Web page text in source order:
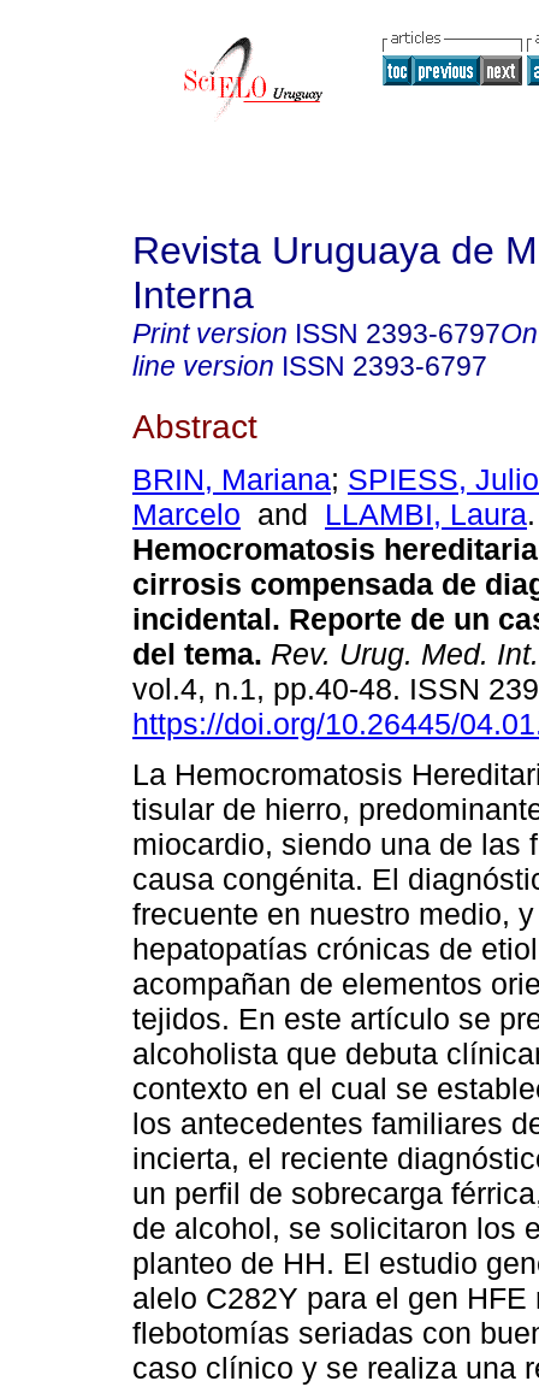
Revista Uruguaya de
Interna
Print version ISSN 2393-6797
line version ISSN 2393-6797
Abstract
BRIN, Mariana; SPIESS, Julio
Marcelo and LLAMBI, Laura.
Hemocromatosis
cirrosis compensada de
incidental. Reporte de un
del tema. Rev. Urug. Med. Int.
vol.4, n.1, pp.40-48. ISSN
https://doi.org/10.26445/
La Hemocromatosis
tisular de hierro,
miocardio, siendo una de las
causa congénita. El
frecuente en nuestro medio,
hepatopatías crónicas de
acompañan de elementos
tejidos. En este artículo se
alcoholista que debuta
contexto en el cual se
los antecedentes familiares
incierta, el reciente
un perfil de sobrecarga
de alcohol, se solicitaron los
planteo de HH. El estudio
alelo C282Y para el gen
flebotomías seriadas con
caso clínico y se realiza una